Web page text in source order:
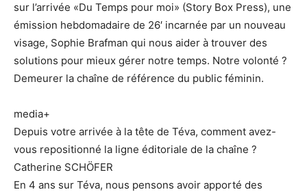
sur l’arrivée «Du Temps pour moi» (Story Box Press), une
émission hebdomadaire de 26′ incarnée par un nouveau
visage, Sophie Brafman qui nous aider à trouver des
solutions pour mieux gérer notre temps. Notre volonté ?
Demeurer la chaîne de référence du public féminin.
media+
Depuis votre arrivée à la tête de Téva, comment avez-
vous repositionné la ligne éditoriale de la chaîne ?
Catherine SCHÖFER
En 4 ans sur Téva, nous pensons avoir apporté des